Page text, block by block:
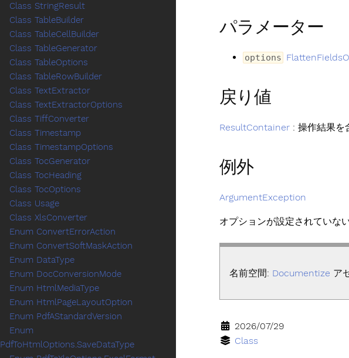
パラメーター
options
戻り値
ResultContainer : 操作結果を
例外
ArgumentException
オプションが設定されていない
名前空間: Documentize ア
2026/07/29
Class
Class StringResult
Class TableBuilder
Class TableCellBuilder
Class TableGenerator
Class TableOptions
Class TableRowBuilder
Class TextExtractor
Class TextExtractorOptions
Class TiffConverter
Class Timestamp
Class TimestampOptions
Class TocGenerator
Class TocHeading
Class TocOptions
Class Usage
Class XlsConverter
Enum ConvertErrorAction
Enum ConvertSoftMaskAction
Enum DataType
Enum DocConversionMode
Enum HtmlMediaType
Enum HtmlPageLayoutOption
Enum PdfAStandardVersion
Enum
PdfToHtmlOptions.SaveDataType